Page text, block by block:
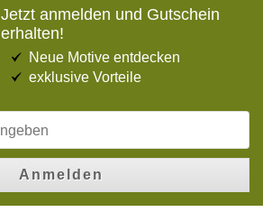
Jetzt anmelden und Gutschein
erhalten!
Neue Motive entdecken
exklusive Vorteile
Anmelden